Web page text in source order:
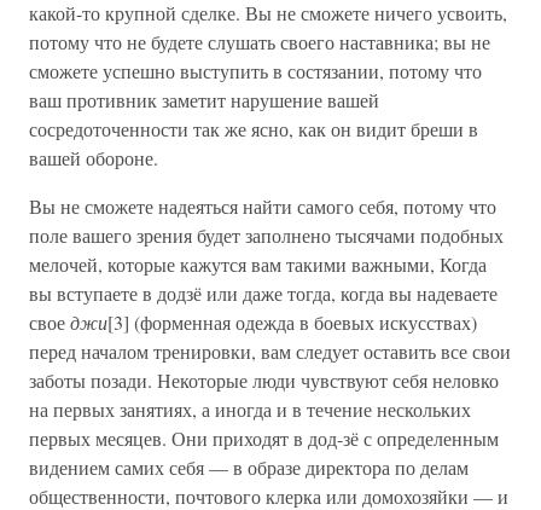
какой-то крупной сделке. Вы не сможете ничего усвоить,
потому что не будете слушать своего наставника; вы не
сможете успешно выступить в состязании, потому что
ваш противник заметит нарушение вашей
сосредоточенности так же ясно, как он видит бреши в
вашей обороне.
Вы не сможете надеяться найти самого себя, потому что
поле вашего зрения будет заполнено тысячами подобных
мелочей, которые кажутся вам такими важными, Когда
вы вступаете в додзё или даже тогда, когда вы надеваете
своеджи[3] (форменная одежда в боевых искусствах)
перед началом тренировки, вам следует оставить все свои
заботы позади. Некоторые люди чувствуют себя неловко
на первых занятиях, а иногда и в течение нескольких
первых месяцев. Они приходят в дод-зё с определенным
видением самих себя — в образе директора по делам
общественности, почтового клерка или домохозяйки — и